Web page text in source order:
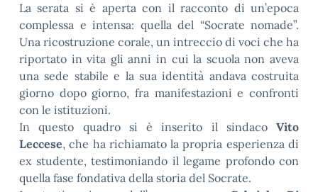
La serata si è aperta con il racconto di un’epoca
complessa e intensa: quella del “Socrate nomade”.
Una ricostruzione corale, un intreccio di voci che ha
riportato in vita gli anni in cui la scuola non aveva
una sede stabile e la sua identità andava costruita
giorno dopo giorno, fra manifestazioni e confronti
con le istituzioni.
In questo quadro si è inserito il sindaco Vito
Leccese, che ha richiamato la propria esperienza di
ex studente, testimoniando il legame profondo con
quella fase fondativa della storia del Socrate.